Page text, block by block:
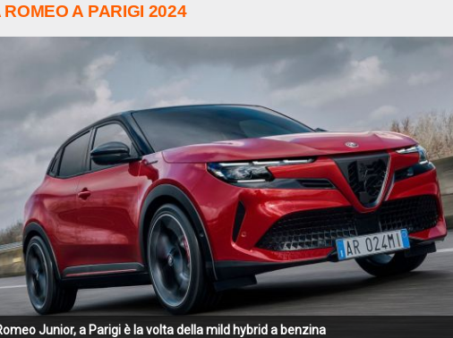
ROMEO A PARIGI 2024
Junior, a Parigi è la volta della mild hybrid a benzina